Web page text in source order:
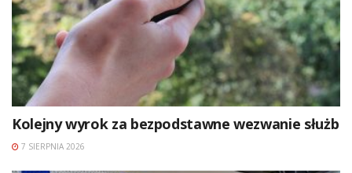
Kolejny wyrok za bezpodstawne wezwanie służb
7 SIERPNIA 2026